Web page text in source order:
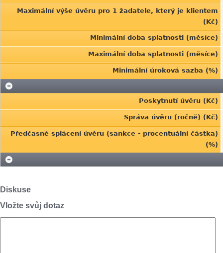
Maximální výše úvěru pro 1 žadatele, který je klientem
(Kč)
Minimální doba splatnosti (měsíce)
Maximální doba splatnosti (měsíce)
Minimální úroková sazba (%)
Poskytnutí úvěru (Kč)
Správa úvěru (ročně) (Kč)
Předčasné splácení úvěru (sankce - procentuální částka)
(%)
Diskuse
Vložte svůj dotaz